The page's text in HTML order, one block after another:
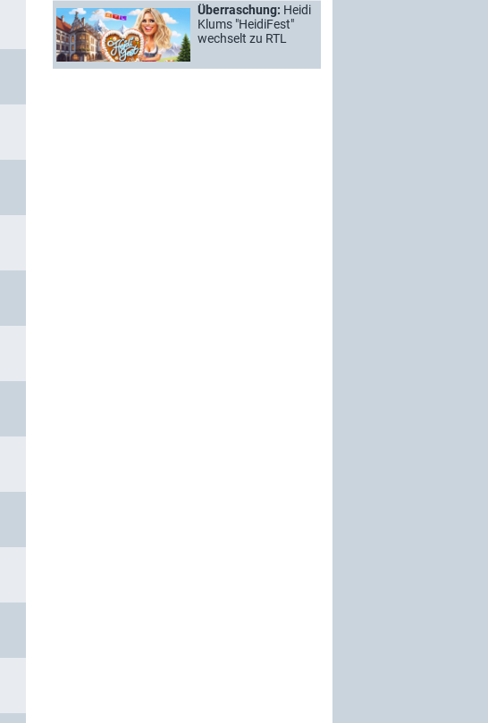
Überraschung: Heidi
Klums "HeidiFest"
wechselt zu RTL